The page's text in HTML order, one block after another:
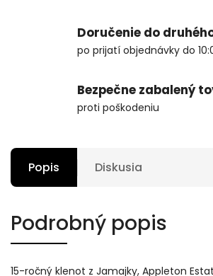
Doručenie do
po prijatí objednávky do
Bezpečne zabalený
proti poškodeniu
Popis Diskusia
Podrobný popis
15-ročný klenot z Jamajky, Appleton